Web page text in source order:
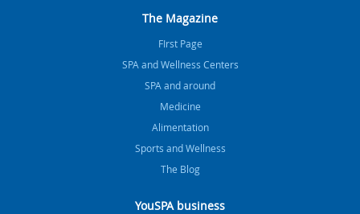
The Magazine
FIrst Page
SPA and Wellness Centers
SPA and around
Medicine
Alimentation
Sports and Wellness
The Blog
YouSPA business